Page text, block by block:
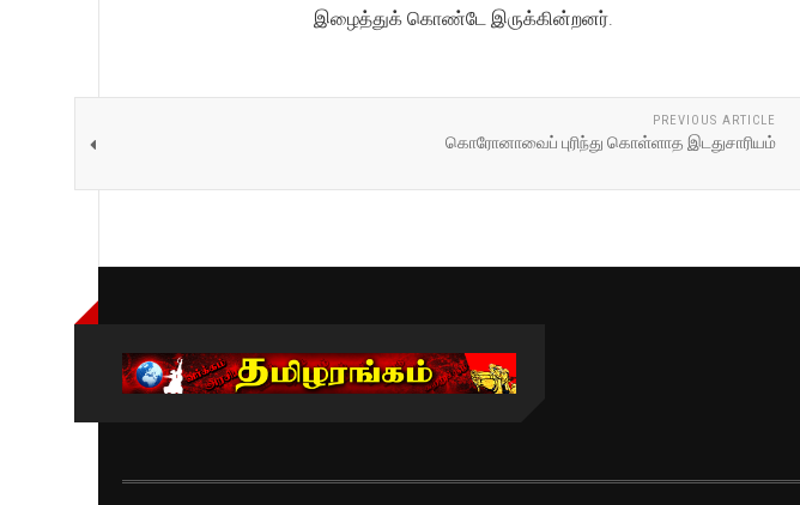
இழைத்துக் கொண்டே இருக்கின்றனர்.
PREVIOUS ARTICLE
கொரோனாவைப் புரிந்து கொள்ளாத இடதுசாரியம்